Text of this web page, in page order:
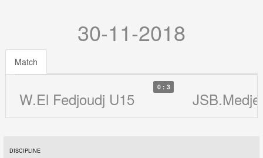
30-11-2018
Match
W.El Fedjoudj U15
0 : 3
DISCIPLINE